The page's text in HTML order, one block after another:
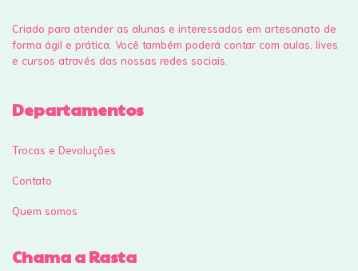
Criado para atender as alunas e interessados em artesanato de
forma ágil e prática. Você também poderá contar com aulas, lives
e cursos através das nossas redes sociais.
Departamentos
Trocas e Devoluções
Contato
Quem somos
Chama a Rasta